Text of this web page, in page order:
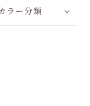
ラー分類